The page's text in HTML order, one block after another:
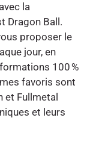
la
Dragon Ball.
proposer le
jour, en
100 %
favoris sont
et Fullmetal
et leurs